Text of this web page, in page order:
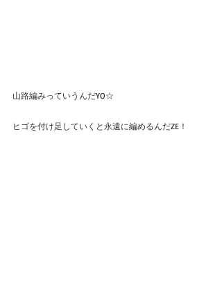
山路編みっていうんだYO☆
ヒゴを付け足していくと永遠に編めるんだZE！